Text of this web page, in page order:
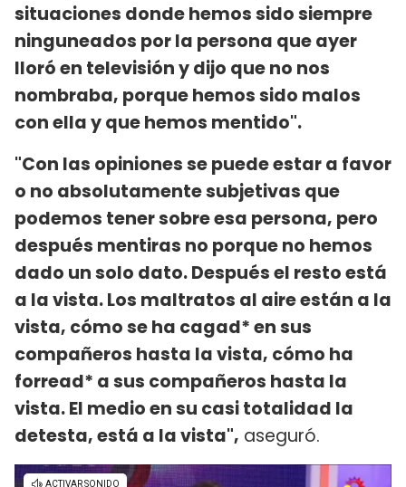
situaciones donde hemos sido siempre
ninguneados por la persona que ayer
lloró en televisión y dijo que no nos
nombraba, porque hemos sido malos
con ella y que hemos mentido".
"Con las opiniones se puede estar a favor
o no absolutamente subjetivas que
podemos tener sobre esa persona, pero
después mentiras no porque no hemos
dado un solo dato. Después el resto está
a la vista. Los maltratos al aire están a la
vista, cómo se ha cagad* en sus
compañeros hasta la vista, cómo ha
forread* a sus compañeros hasta la
vista. El medio en su casi totalidad la
detesta, está a la vista", aseguró.